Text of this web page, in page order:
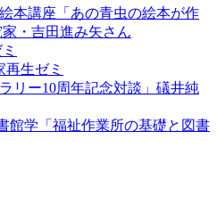
本講座「あの青虫の絵本が作
・吉田進み矢さん
生ゼミ
リー10周年記念対談」礒井純
館学「福祉作業所の基礎と図書